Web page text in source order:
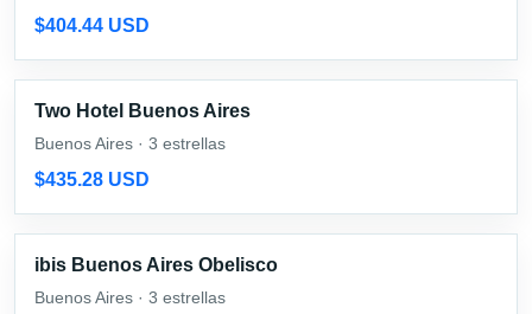
$404.44 USD
Two Hotel Buenos Aires
Buenos Aires · 3 estrellas
$435.28 USD
ibis Buenos Aires Obelisco
Buenos Aires · 3 estrellas